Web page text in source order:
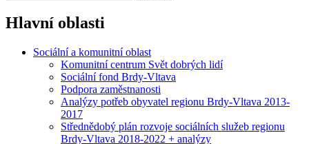
Hlavní oblasti
Sociální a komunitní oblast
Komunitní centrum Svět dobrých lidí
Sociální fond Brdy-Vltava
Podpora zaměstnanosti
Analýzy potřeb obyvatel regionu Brdy-Vltava 2013-
2017
Střednědobý plán rozvoje sociálních služeb regionu
Brdy-Vltava 2018-2022 + analýzy